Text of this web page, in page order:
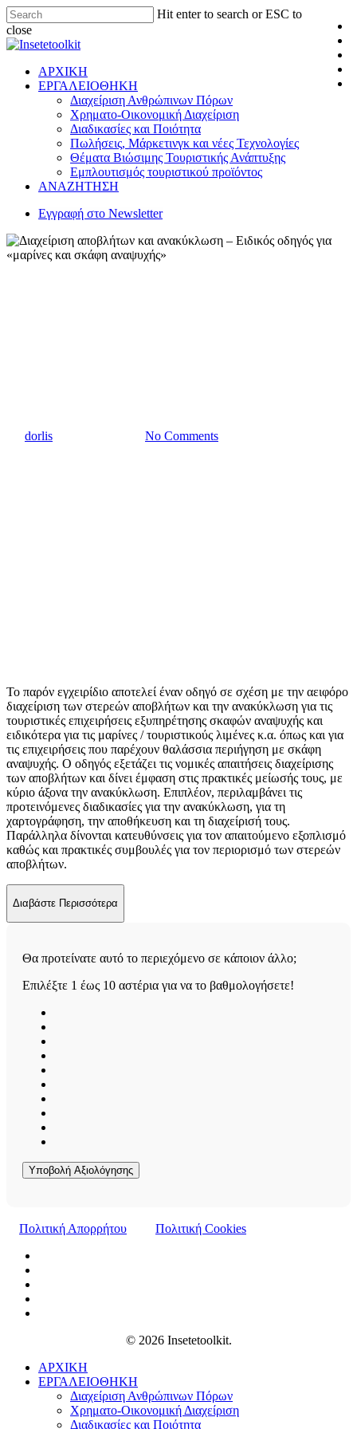
Hit enter to search or ESC to
close
ΑΡΧΙΚΗ
ΕΡΓΑΛΕΙΟΘΗΚΗ
Διαχείριση Ανθρώπινων Πόρων
Χρηματο-Οικονομική Διαχείριση
Διαδικασίες και Ποιότητα
Πωλήσεις, Μάρκετινγκ και νέες Τεχνολογίες
Θέματα Βιώσιμης Τουριστικής Ανάπτυξης
Εμπλουτισμός τουριστικού προϊόντος
ΑΝΑΖΗΤΗΣΗ
Εγγραφή στο Newsletter
dorlis No Comments
Το παρόν εγχειρίδιο αποτελεί έναν οδηγό σε σχέση με την αειφόρο
διαχείριση των στερεών αποβλήτων και την ανακύκλωση για τις
τουριστικές επιχειρήσεις εξυπηρέτησης σκαφών αναψυχής και
ειδικότερα για τις μαρίνες / τουριστικούς λιμένες κ.α. όπως και για
τις επιχειρήσεις που παρέχουν θαλάσσια περιήγηση με σκάφη
αναψυχής. Ο οδηγός εξετάζει τις νομικές απαιτήσεις διαχείρισης
των αποβλήτων και δίνει έμφαση στις πρακτικές μείωσής τους, με
κύριο άξονα την ανακύκλωση. Επιπλέον, περιλαμβάνει τις
προτεινόμενες διαδικασίες για την ανακύκλωση, για τη
χαρτογράφηση, την αποθήκευση και τη διαχείρισή τους.
Παράλληλα δίνονται κατευθύνσεις για τον απαιτούμενο εξοπλισμό
καθώς και πρακτικές συμβουλές για τον περιορισμό των στερεών
αποβλήτων.
Διαβάστε Περισσότερα
Θα προτείνατε αυτό το περιεχόμενο σε κάποιον άλλο;
Επιλέξτε 1 έως 10 αστέρια για να το βαθμολογήσετε!
Υποβολή Αξιολόγησης
Πολιτική Απορρήτου Πολιτική Cookies
© 2026 Insetetoolkit.
ΑΡΧΙΚΗ
ΕΡΓΑΛΕΙΟΘΗΚΗ
Διαχείριση Ανθρώπινων Πόρων
Χρηματο-Οικονομική Διαχείριση
Διαδικασίες και Ποιότητα